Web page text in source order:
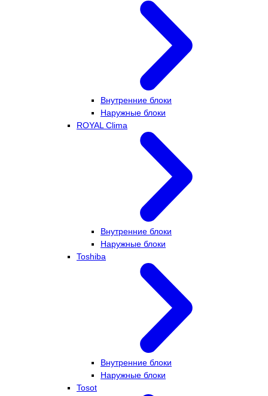
Внутренние блоки
Наружные блоки
ROYAL Clima
Внутренние блоки
Наружные блоки
Toshiba
Внутренние блоки
Наружные блоки
Tosot